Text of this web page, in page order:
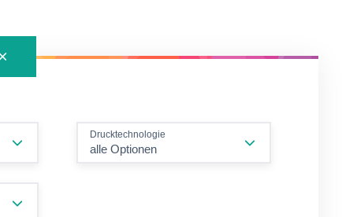
Drucktechnologie
alle Optionen